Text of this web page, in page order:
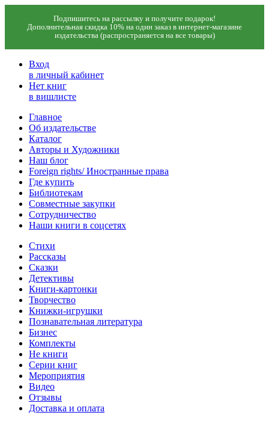
Подпишитесь на рассылку и получите подарок!
Дополнительная скидка 10% на один заказ в интернет-магазине
издательства (распространяется на все товары)
Вход
в личный кабинет
Нет книг
в вишлисте
Главное
Об издательстве
Каталог
Авторы и Художники
Наш блог
Foreign rights/ Иностранные права
Где купить
Библиотекам
Совместные закупки
Сотрудничество
Наши книги в соцсетях
Стихи
Рассказы
Сказки
Детективы
Книги-картонки
Творчество
Книжки-игрушки
Познавательная литература
Бизнес
Комплекты
Не книги
Серии книг
Мероприятия
Видео
Отзывы
Доставка и оплата